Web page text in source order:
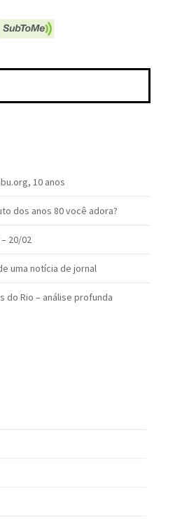
10 anos
dos anos 80 você adora?
20/02
uma notícia de jornal
do Rio – análise profunda